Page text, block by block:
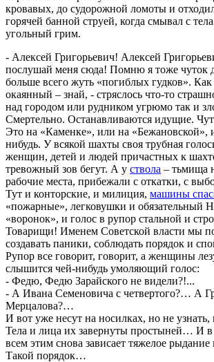
кровавых, до судорожной ломоты и
горячей банной струей, когда смывал с
угольный грим.
- Алексей Григорьевич! Алексей
послушай меня сюда! Помню я тоже чуток
больше всего жуть «погиблых гудков». Как
окаянный – знай, - стряслось что-то
над городом или рудником угрюмо так и
Смертельно. Останавливаются идущие.
Это на «Каменке», или на «Бежановской»,
нибудь. У всякой шахты своя трубная
женщин, детей и людей причастных к
тревожный зов бегут. А у ствола – тьмища
рабочие места, прибежали с откатки, с
Тут и конторские, и милиция, машины
«пожарные», легковушки и
«воронок», и голос в рупор стальной и
Товарищи! Именем Советской власти мы
создавать паники, соблюдать порядок и
Рупор все говорит, говорит, а женщины
слышится чей-нибудь умоляющий голос:
- Федю, Федю Зарайского не видели?!...
- А Ивана Семеновича с четвертого?… А
Мерцалова?…
И вот уже несут на носилках, но не узнать,
Тела и лица их завернуты простыней… И
всем этим снова зависает тяжелое рыдание
Такой порядок…